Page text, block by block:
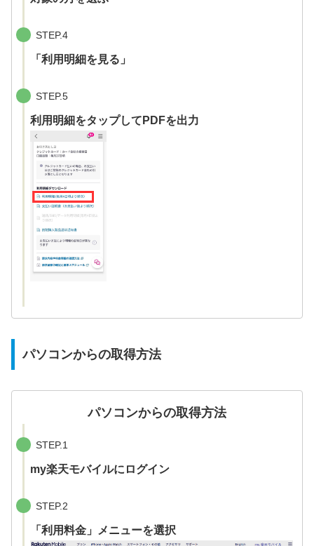
STEP.4
「利用明細を見る」
STEP.5
利用明細をタップしてPDFを出力
パソコンからの取得方法
パソコンからの取得方法
STEP.1
my楽天モバイルにログイン
STEP.2
「利用料金」メニューを選択